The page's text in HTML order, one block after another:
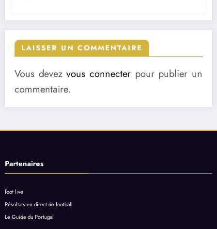
LAISSER UN COMMENTAIRE
Vous devezvous connecter pour publier un
commentaire.
Partenaires
foot live
Résultats en direct de football
Le Guide du Portugal